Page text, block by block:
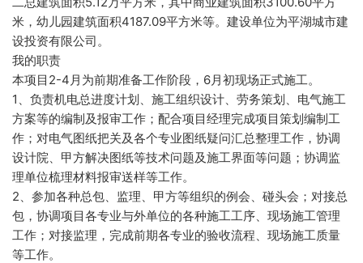
米，幼儿园建筑面积4187.09平方米等。建设单位为平湖城市建
设投资有限公司。
我的职责
本项目2-4月为前期准备工作阶段，6月初现场正式施工。
1、负责机电总进度计划、施工组织设计、劳务策划、电气施工
方案等的编制及报审工作；配合项目经理完成项目策划编制工
作；对电气图纸把关及各个专业图纸疑问汇总整理工作，协调
设计院、甲方解决图纸等技术问题及施工界面等问题；协调监
理单位梳理材料报审送样等工作。
2、参加各种总包、监理、甲方等组织的例会、碰头会；对接总
包，协调项目各专业与外单位的各种施工工序、现场施工管理
工作；对接监理，完成前期各专业的验收流程、现场施工质量
等工作。